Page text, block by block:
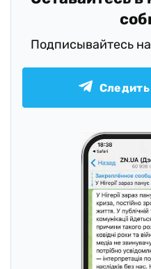
Подписывайтесь